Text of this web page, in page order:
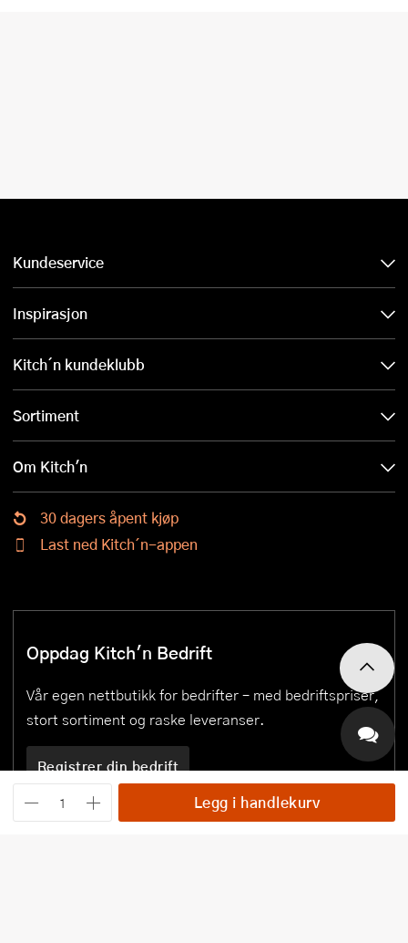
Legg i handlekurv
Kundeservice
Inspirasjon
Kitch´n kundeklubb
Sortiment
Om Kitch'n
30 dagers åpent kjøp
Last ned Kitch´n-appen
Oppdag Kitch'n Bedrift
Vår egen nettbutikk for bedrifter – med bedriftspriser,
stort sortiment og raske leveranser.
Registrer din bedrift